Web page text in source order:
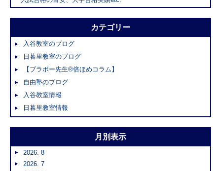
カテゴリー
入谷教室のブログ
日暮里教室のブログ
【ブラボー先生®倍ほめコラム】
自由塾のブログ
入谷教室情報
日暮里教室情報
月別表示
2026. 8
2026. 7